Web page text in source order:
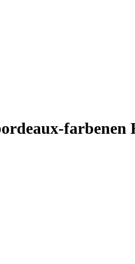
farbenen